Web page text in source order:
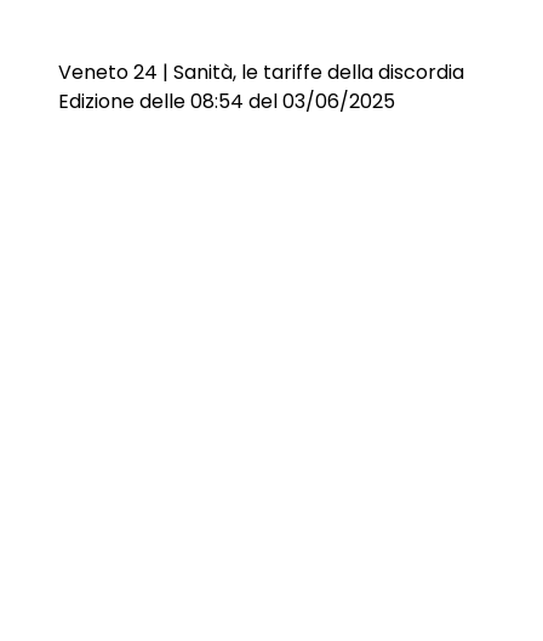
Veneto 24 | Sanità, le tariffe della discordia
Edizione delle 08:54 del 03/06/2025